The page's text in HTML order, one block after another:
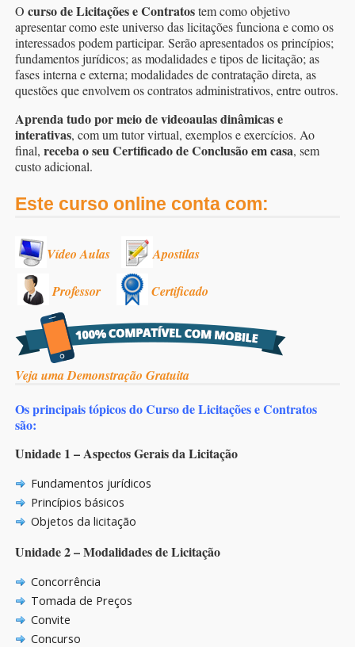
O curso de Licitações e Contratostem como objetivo
apresentar como este universo das licitações funciona e como os
interessados podem participar. Serão apresentados os princípios;
fundamentos jurídicos; as modalidades e tipos de licitação; as
fases interna e externa; modalidades de contratação direta, as
questões que envolvem os contratos administrativos, entre outros.
Aprenda tudo por meio de videoaulas dinâmicas e
interativas, com um tutor virtual, exemplos e exercícios. Ao
final, receba o seu Certificado de Conclusão em casa, sem
custo adicional.
Este curso online conta com:
Vídeo Aulas Apostilas
Professor Certificado
Veja uma Demonstração Gratuita
Os principais tópicos do Curso de Licitações e Contratos
são:
Unidade 1 – Aspectos Gerais da Licitação
Fundamentos jurídicos
Princípios básicos
Objetos da licitação
Unidade 2 – Modalidades de Licitação
Concorrência
Tomada de Preços
Convite
Concurso